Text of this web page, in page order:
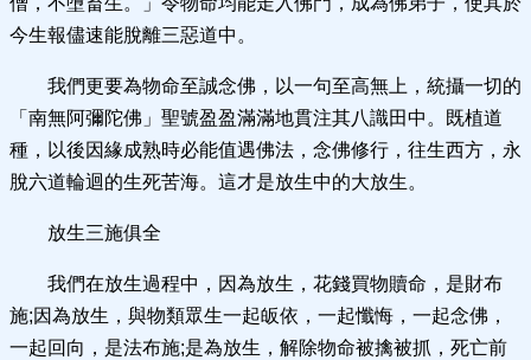
今生報儘速能脫離三惡道中。
我們更要為物命至誠念佛，以一句至高無上，統攝一切的
「南無阿彌陀佛」聖號盈盈滿滿地貫注其八識田中。既植道
種，以後因緣成熟時必能值遇佛法，念佛修行，往生西方，永
脫六道輪迴的生死苦海。這才是放生中的大放生。
放生三施俱全
我們在放生過程中，因為放生，花錢買物贖命，是財布
施;因為放生，與物類眾生一起皈依，一起懺悔，一起念佛，
一起回向，是法布施;是為放生，解除物命被擒被抓，死亡前